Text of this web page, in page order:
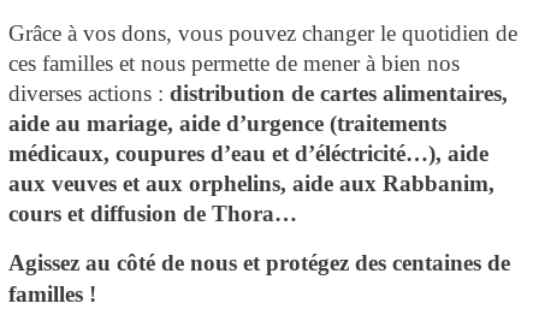
Grâce à vos dons, vous pouvez changer le quotidien de
ces familles et nous permette de mener à bien nos
diverses actions : distribution de cartes alimentaires,
aide au mariage, aide d’urgence (traitements
médicaux, coupures d’eau et d’éléctricité…), aide
aux veuves et aux orphelins, aide aux Rabbanim,
cours et diffusion de Thora…
Agissez au côté de nous et protégez des centaines de
familles !